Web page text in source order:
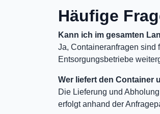
Häufige
Kann ich im gesamten
Ja, Containeranfragen sind
Entsorgungsbetriebe
Wer liefert den Container
Die Lieferung und
erfolgt anhand der